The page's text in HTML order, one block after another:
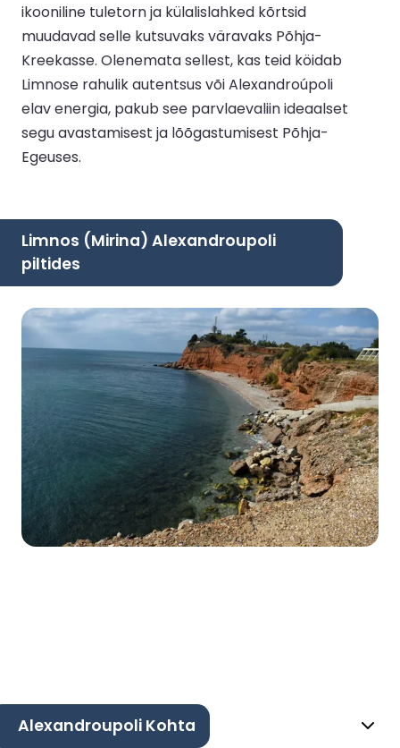
ikooniline tuletorn ja külalislahked kõrtsid
muudavad selle kutsuvaks väravaks Põhja-
Kreekasse. Olenemata sellest, kas teid köidab
Limnose rahulik autentsus või Alexandroúpoli
elav energia, pakub see parvlaevaliin ideaalset
segu avastamisest ja lõõgastumisest Põhja-
Egeuses.
Limnos (Mirina) Alexandroupoli
piltides
Alexandroupoli Kohta